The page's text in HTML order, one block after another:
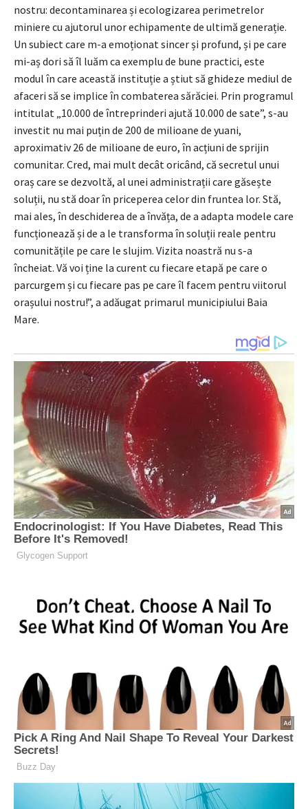
nostru: decontaminarea și ecologizarea perimetrelor
miniere cu ajutorul unor echipamente de ultimă generație.
Un subiect care m-a emoționat sincer și profund, și pe care
mi-aș dori să îl luăm ca exemplu de bune practici, este
modul în care această instituție a știut să ghideze mediul de
afaceri să se implice în combaterea sărăciei. Prin programul
intitulat „10.000 de întreprinderi ajută 10.000 de sate”, s-au
investit nu mai puțin de 200 de milioane de yuani,
aproximativ 26 de milioane de euro, în acțiuni de sprijin
comunitar. Cred, mai mult decât oricând, că secretul unui
oraș care se dezvoltă, al unei administrații care găsește
soluții, nu stă doar în priceperea celor din fruntea lor. Stă,
mai ales, în deschiderea de a învăța, de a adapta modele care
funcționează și de a le transforma în soluții reale pentru
comunitățile pe care le slujim. Vizita noastră nu s-a
încheiat. Vă voi ține la curent cu fiecare etapă pe care o
parcurgem și cu fiecare pas pe care îl facem pentru viitorul
orașului nostru!”, a adăugat primarul municipiului Baia
Mare.